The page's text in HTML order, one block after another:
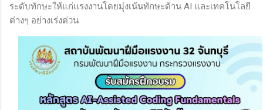
ระดับทักษะให้แก่แรงงานโดยมุ่งเน้นทักษะด้าน AI และเทคโนโลยี
ต่างๆ อย่างเร่งด่วน